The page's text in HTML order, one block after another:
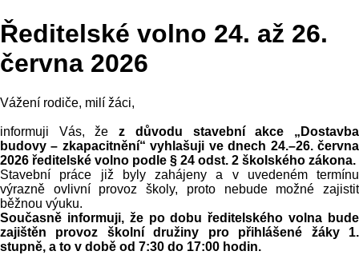
Ředitelské volno 24. až 26.
června 2026
Vážení rodiče, milí žáci,
informuji Vás, žez důvodu stavební akce „Dostavba
budovy – zkapacitnění“ vyhlašuji ve dnech 24.–26. června
2026 ředitelské volno podle § 24 odst. 2 školského zákona.
Stavební práce již byly zahájeny a v uvedeném termínu
výrazně ovlivní provoz školy, proto nebude možné zajistit
běžnou výuku.
Současně informuji, že po dobu ředitelského volna bude
zajištěn provoz školní družiny pro přihlášené žáky 1.
stupně, a to v době od 7:30 do 17:00 hodin.